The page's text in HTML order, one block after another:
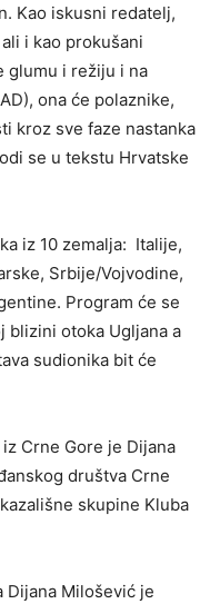
Kao iskusni redatelj,
i kao prokušani
glumu i režiju i na
ona će polaznike,
kroz sve faze nastanka
se u tekstu Hrvatske
iz 10 zemalja: Italije,
Srbije/Vojvodine,
Program će se
blizini otoka Ugljana a
sudionika bit će
Crne Gore je Dijana
društva Crne
skupine Kluba
Dijana Milošević je